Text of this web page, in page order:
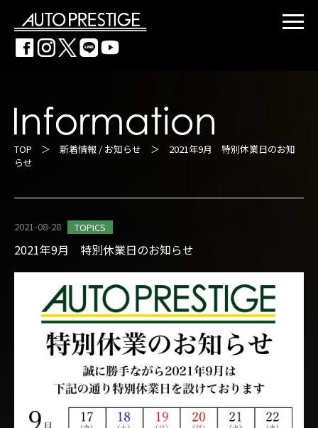
TOP ＞ 新着情報 / お知らせ ＞ 2021年9月 特別休業日のお知
らせ
2021-08-28 TOPICS
2021年9月 特別休業日のお知らせ